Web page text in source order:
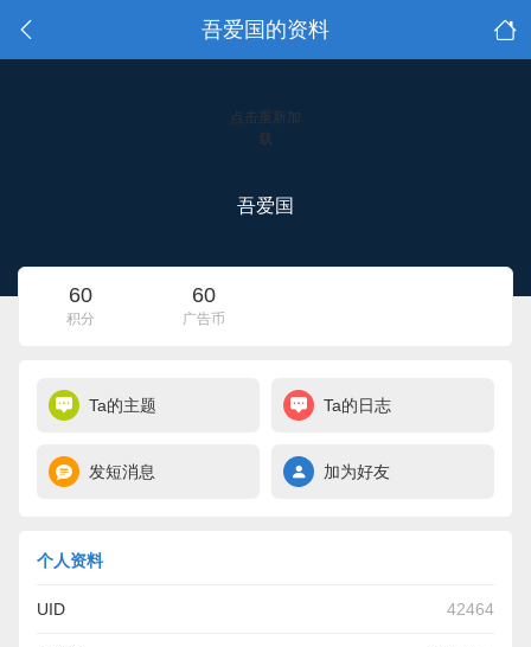
吾爱国的资料
点击重新加
载
吾爱国
60
积分
60
广告币
Ta的主题 Ta的日志
发短消息 加为好友
个人资料
UID 42464